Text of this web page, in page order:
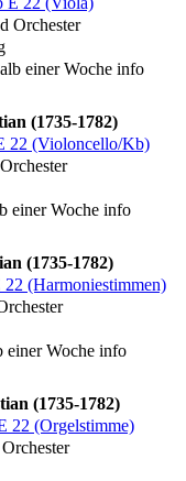
Orchester
einer Woche info
(1735-1782)
22 (Violoncello/Kb)
einer Woche info
(1735-1782)
(Harmoniestimmen)
einer Woche info
(1735-1782)
22 (Orgelstimme)